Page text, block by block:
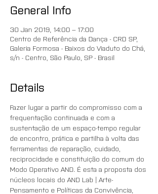
General Info
30 Jan 2019, 14:00 – 17:00
Centro de Referência da Dança - CRD SP,
Galeria Formosa - Baixos do Viaduto do Chá,
s/n - Centro, São Paulo, SP - Brasil
Details
Fazer lugar a partir do compromisso com a
frequentação continuada e com a
sustentação de um espaço-tempo regular
de encontro, prática e partilha à volta das
ferramentas de reparação, cuidado,
reciprocidade e constituição do comum do
Modo Operativo AND. É esta a proposta dos
núcleos locais do AND Lab | Arte-
Pensamento e Políticas da Convivência,